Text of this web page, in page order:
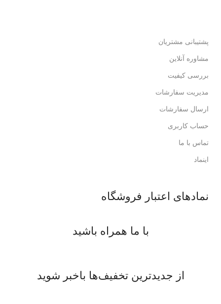
پشتیبانی مشتریان
مشاوره آنلاین
بررسی کیفیت
مدیریت سفارشات
ارسال سفارشات
حساب کاربری
تماس با ما
اینماد
نمادهای اعتبار فروشگاه
با ما همراه باشید
از جدیدترین تخفیف‌ها باخبر شوید